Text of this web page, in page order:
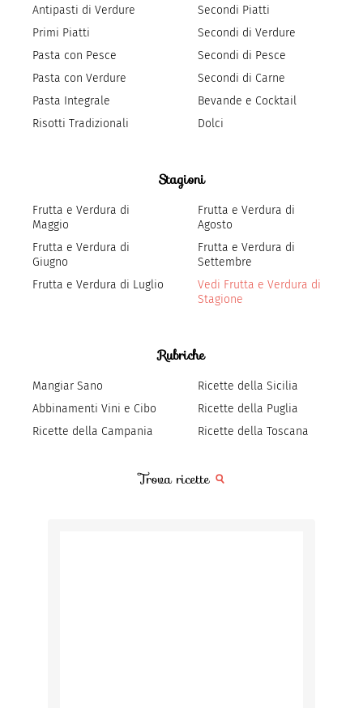
Antipasti di Verdure
Primi Piatti
Pasta con Pesce
Pasta con Verdure
Pasta Integrale
Risotti Tradizionali
Secondi Piatti
Secondi di Verdure
Secondi di Pesce
Secondi di Carne
Bevande e Cocktail
Dolci
Stagioni
Frutta e Verdura di
Maggio
Frutta e Verdura di
Giugno
Frutta e Verdura di Luglio
Frutta e Verdura di
Agosto
Frutta e Verdura di
Settembre
Vedi Frutta e Verdura di
Stagione
Rubriche
Mangiar Sano
Abbinamenti Vini e Cibo
Ricette della Campania
Ricette della Sicilia
Ricette della Puglia
Ricette della Toscana
Trova ricette